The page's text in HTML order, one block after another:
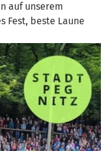
auf unserem
Fest, beste Laune